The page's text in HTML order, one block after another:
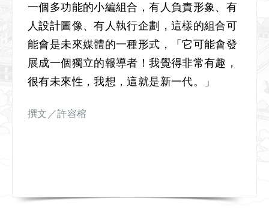
一個多功能的小編組合，有人負責形象、有
人設計圖像、有人執行企劃，這樣的組合可
能會是未來媒體的一種形式，「它可能會發
展成一個獨立的報導者！我覺得非常有趣，
很有未來性，我想，這就是新一代。」
撰文／許容榕